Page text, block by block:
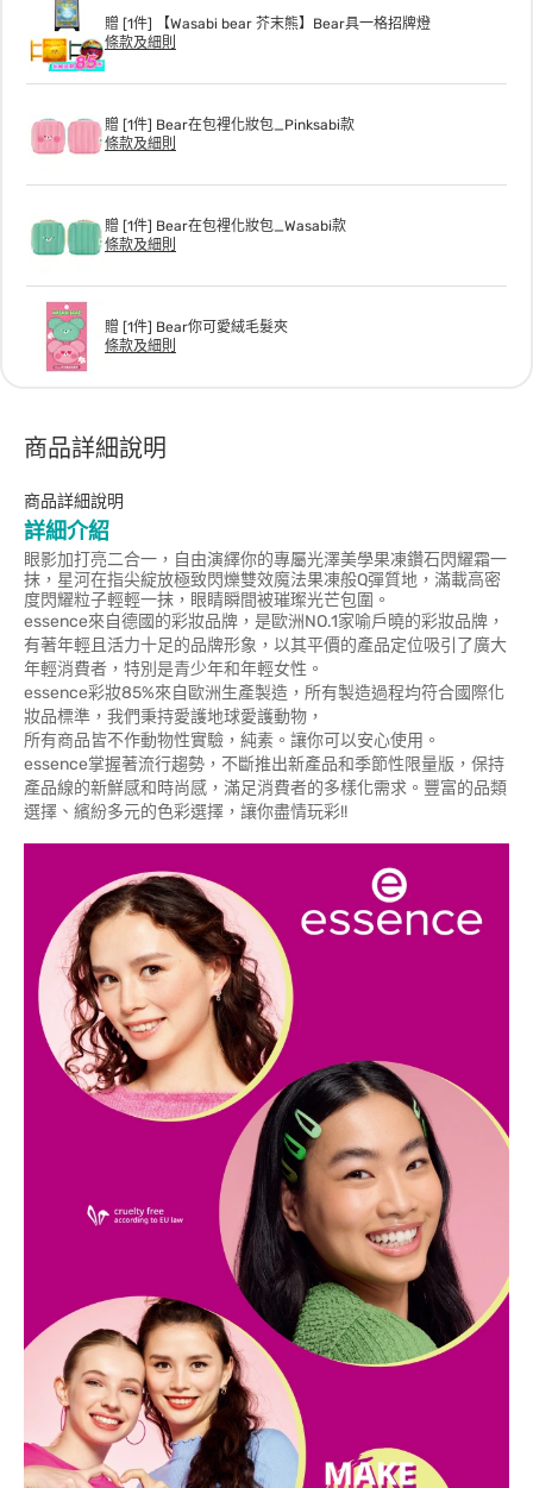
贈 [1件] 【Wasabi bear 芥末熊】Bear具一格招牌燈
條款及細則
贈 [1件] Bear在包裡化妝包_Pinksabi款
條款及細則
贈 [1件] Bear在包裡化妝包_Wasabi款
條款及細則
贈 [1件] Bear你可愛絨毛髮夾
條款及細則
商品詳細說明
商品詳細說明
詳細介紹
眼影加打亮二合一，自由演繹你的專屬光澤美學果凍鑽石閃耀霜一
抹，星河在指尖綻放極致閃爍雙效魔法果凍般Q彈質地，滿載高密
度閃耀粒子輕輕一抹，眼睛瞬間被璀璨光芒包圍。
essence來自德國的彩妝品牌，是歐洲NO.1家喻戶曉的彩妝品牌，
有著年輕且活力十足的品牌形象，以其平價的產品定位吸引了廣大
年輕消費者，特別是青少年和年輕女性。
essence彩妝85%來自歐洲生產製造，所有製造過程均符合國際化
妝品標準，我們秉持愛護地球愛護動物，
所有商品皆不作動物性實驗，純素。讓你可以安心使用。
essence掌握著流行趨勢，不斷推出新產品和季節性限量版，保持
產品線的新鮮感和時尚感，滿足消費者的多樣化需求。豐富的品類
選擇、繽紛多元的色彩選擇，讓你盡情玩彩!!